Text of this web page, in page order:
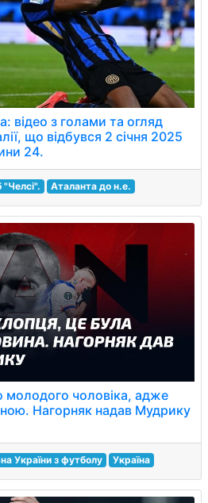
відео з голами та огляд
що відбувся 2 січня 2025
24.
Аталанта до н.е.
молодого чоловіка, адже
Нагорняк надав Мудрику
України з футболу Україна